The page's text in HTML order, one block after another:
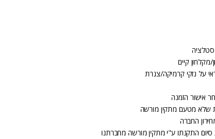
קיים
על נזקי קרמיקה/צנרת
אישור הזמנה
שלא מטעם מתקין מורשה
החברה
התקנתו ע"י מתקין מורשה מחברתנו